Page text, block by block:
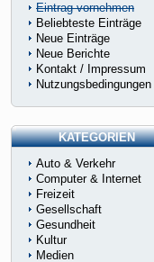
Eintrag vornehmen
Beliebteste Einträge
Neue Einträge
Neue Berichte
Kontakt / Impressum
Nutzungsbedingungen
KATEGORIEN
Auto & Verkehr
Computer & Internet
Freizeit
Gesellschaft
Gesundheit
Kultur
Medien